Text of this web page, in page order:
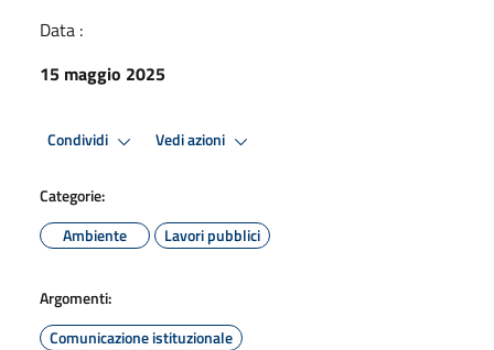
Data :
15 maggio 2025
Condividi Vedi azioni
Categorie:
Ambiente
Lavori pubblici
Argomenti:
Comunicazione istituzionale